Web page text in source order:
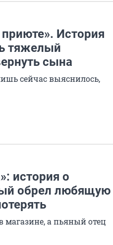
История
тяжелый
сына
сейчас выяснилось,
история о
обрел любящую
магазине, а пьяный отец